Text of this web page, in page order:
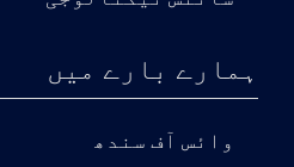
ہمارے بارے میں
وائس آف سندھ